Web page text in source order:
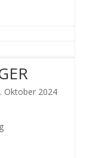
Oktober 2024